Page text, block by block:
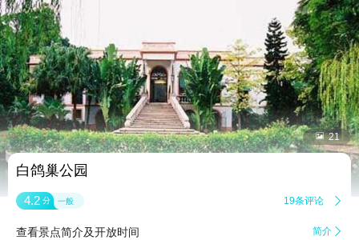
 21
白鸽巢公园
4.2 分 一般 19条评论 
查看景点简介及开放时间 简介 
